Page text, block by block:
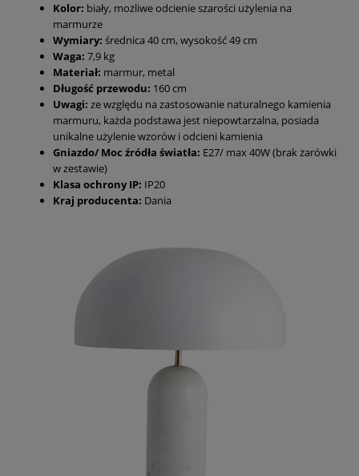
Kolor: biały, możliwe odcienie szarości użylenia na
marmurze
Wymiary: średnica 40 cm, wysokość 49 cm
Waga: 7,9 kg
Materiał: marmur, metal
Długość przewodu: 160 cm
Uwagi: ze względu na zastosowanie naturalnego kamienia
marmuru, każda podstawa jest niepowtarzalna, posiada
unikalne użylenie wzorów i odcieni kamienia
Gniazdo/ Moc źródła światła: E27/ max 40W (brak żarówki
w zestawie)
Klasa ochrony IP: IP20
Kraj producenta: Dania